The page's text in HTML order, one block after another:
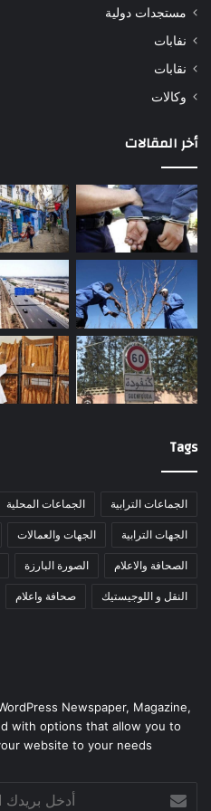
مستجدات دولية
نفابات
نقابات
وكالات
أخر المقالات
Tags
الجماعات الترابية الجماعات المحلية
الجهات الترابية الجهات والعمالات
الصحافة والاعلام الصورة البارزة
النقل و اللوجيستيك صحافة واعلام
Newspaper, Magazine,
with options that allow you to
website to your needs.